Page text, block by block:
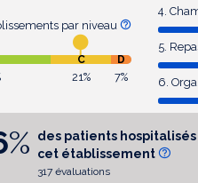
par niveau
C D
21% 7%
4.
5.
6.
%
des patients
cet établissement
317 évaluations